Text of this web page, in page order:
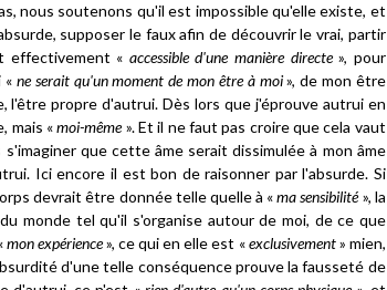
nous soutenons qu'il est impossible qu'elle existe, et
supposer le faux afin de découvrir le vrai, partir
effectivement « accessible d'une manière directe», pour
« ne serait qu'un moment de mon être à moi», de mon être
propre d'autrui. Dès lors que j'éprouve autrui en
mais «moi-même». Et il ne faut pas croire que cela vaut
que cette âme serait dissimulée à mon âme
Ici encore il est bon de raisonner par l'absurde. Si
devrait être donnée telle quelle à «ma sensibilité», la
monde tel qu'il s'organise autour de moi, de ce que
mon expérience», ce qui en elle est «exclusivement» mien,
d'une telle conséquence prouve la fausseté de